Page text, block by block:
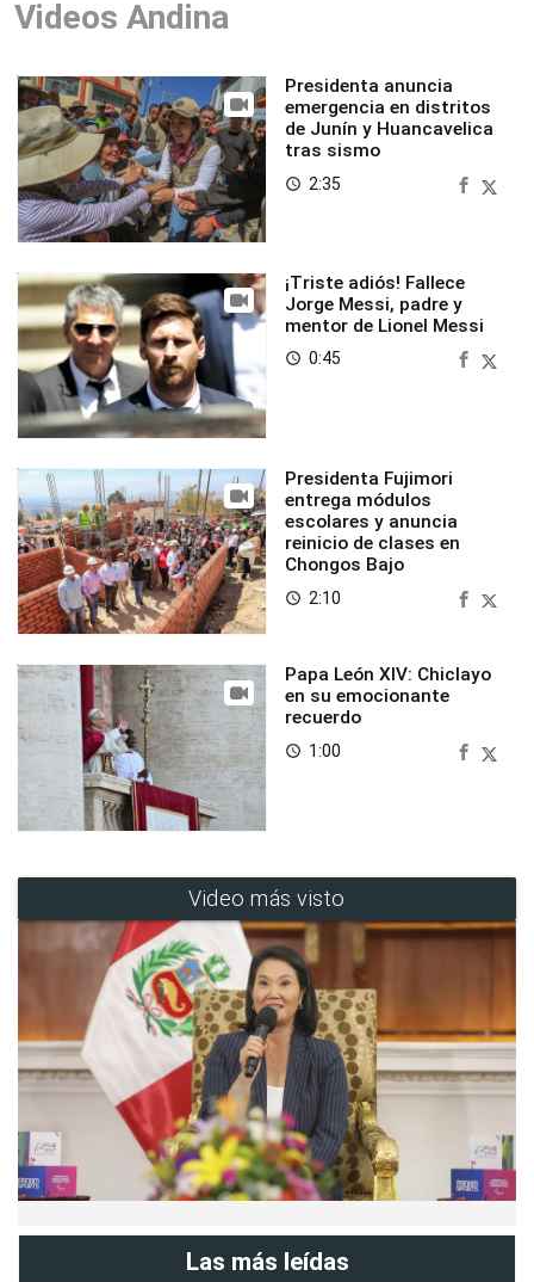
Videos Andina
Presidenta anuncia
emergencia en distritos
de Junín y Huancavelica
tras sismo
access_time 2:35
¡Triste adiós! Fallece
Jorge Messi, padre y
mentor de Lionel Messi
access_time 0:45
Presidenta Fujimori
entrega módulos
escolares y anuncia
reinicio de clases en
Chongos Bajo
access_time 2:10
Papa León XIV: Chiclayo
en su emocionante
recuerdo
access_time 1:00
Video más visto
Las más leídas